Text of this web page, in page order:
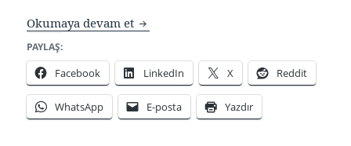
Okumaya devam et Okuma Listem – Ocak 2020
PAYLAŞ:
Facebook LinkedIn X Reddit
WhatsApp E-posta Yazdır